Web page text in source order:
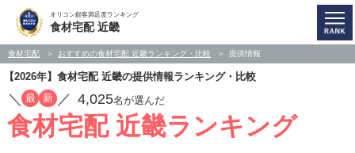
オリコン顧客満足度ランキング
食材宅配 近畿
食材宅配 おすすめの食材宅配 近畿ランキング・比較 提供情報
【2026年】食材宅配 近畿の提供情報ランキング・比較
／ 最 新 ／ 4,025名が選んだ
食材宅配 近畿ランキング